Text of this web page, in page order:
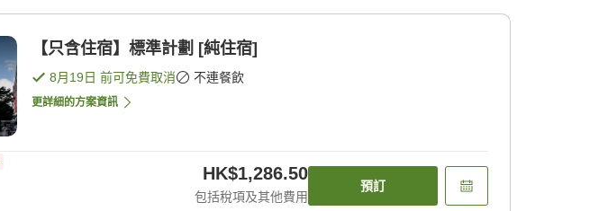
【只含住宿】標準計劃 [純住宿]
8月19日 前可免費取消 不連餐飲
更詳細的方案資訊
HK$1,286.50
包括稅項及其他費用
預訂